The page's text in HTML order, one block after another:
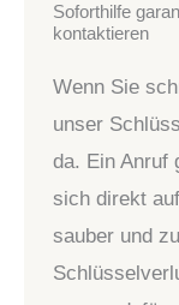
Soforthilfe
kontaktieren
Wenn Sie
unser
da. Ein Anruf
sich direkt
sauber und